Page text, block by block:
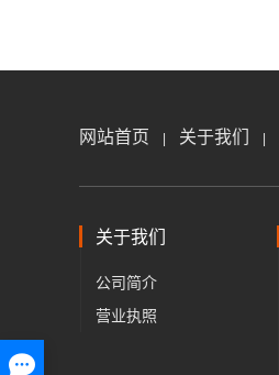
网站首页 关于我们
关于我们
公司简介
营业执照